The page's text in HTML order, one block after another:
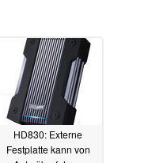
HD830: Externe
Festplatte kann von